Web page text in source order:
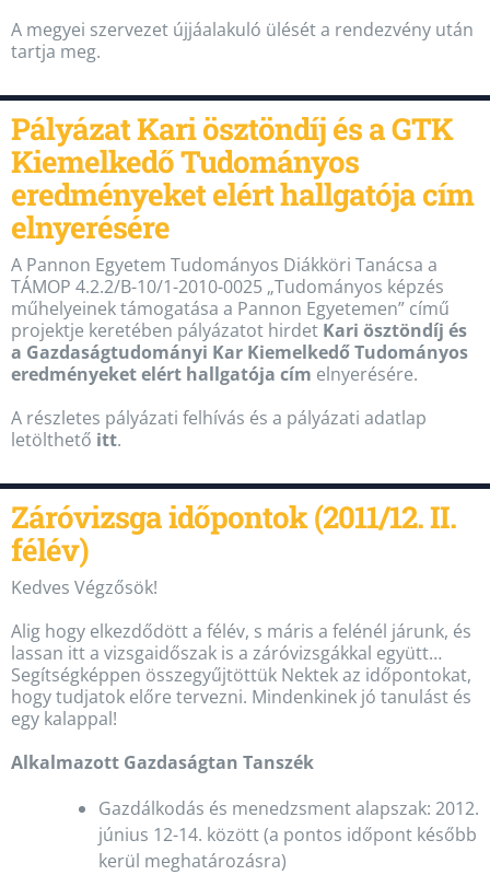
A megyei szervezet újjáalakuló ülését a rendezvény után
tartja meg.
Pályázat Kari ösztöndíj és a GTK
Kiemelkedő Tudományos
eredményeket elért hallgatója cím
elnyerésére
A Pannon Egyetem Tudományos Diákköri Tanácsa a
TÁMOP 4.2.2/B-10/1-2010-0025 „Tudományos képzés
műhelyeinek támogatása a Pannon Egyetemen” című
projektje keretében pályázatot hirdet Kari ösztöndíj és
a Gazdaságtudományi Kar Kiemelkedő Tudományos
eredményeket elért hallgatója cím elnyerésére.
A részletes pályázati felhívás és a pályázati adatlap
letölthető itt.
Záróvizsga időpontok (2011/12. II.
félév)
Kedves Végzősök!
Alig hogy elkezdődött a félév, s máris a felénél járunk, és
lassan itt a vizsgaidőszak is a záróvizsgákkal együtt…
Segítségképpen összegyűjtöttük Nektek az időpontokat,
hogy tudjatok előre tervezni. Mindenkinek jó tanulást és
egy kalappal!
Alkalmazott Gazdaságtan Tanszék
Gazdálkodás és menedzsment alapszak: 2012.
június 12-14. között (a pontos időpont később
kerül meghatározásra)